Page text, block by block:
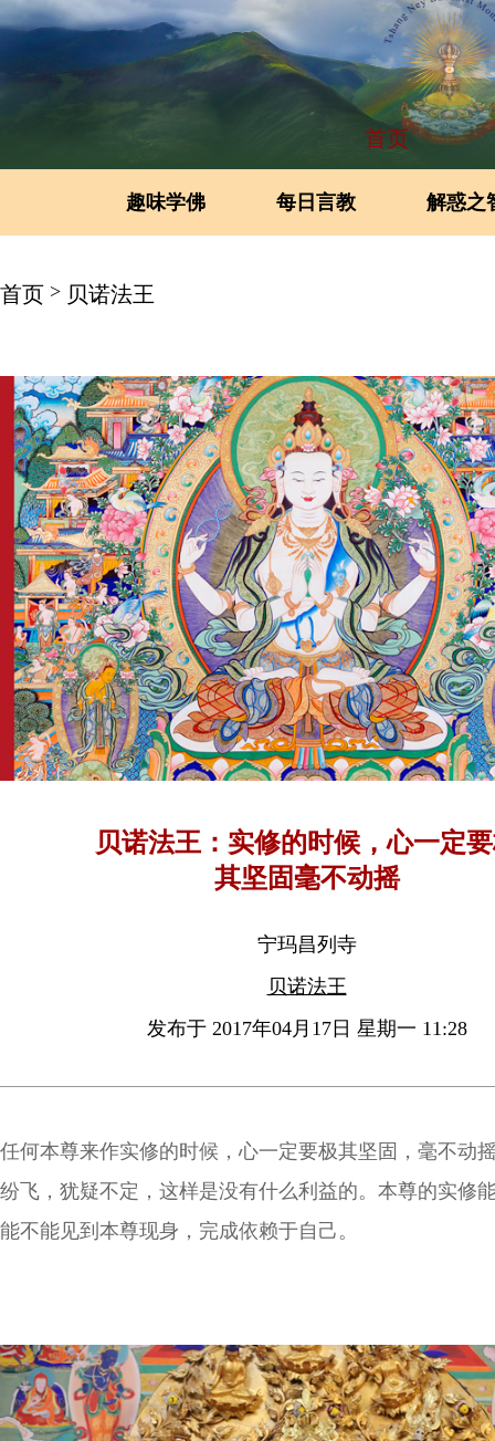
首页
趣味学佛 每日言教 解惑之
首页 > 贝诺法王
贝诺法王：实修的时候，心一定
其坚固毫不动摇
宁玛昌列寺
贝诺法王
发布于 2017年04月17日 星期一 11:28
任何本尊来作实修的时候，心一定要极其坚固，毫不动
纷飞，犹疑不定，这样是没有什么利益的。本尊的实修
能不能见到本尊现身，完成依赖于自己。